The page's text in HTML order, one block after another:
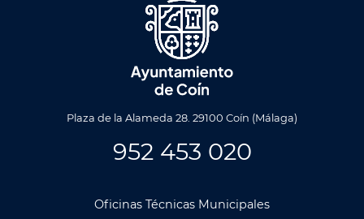
Plaza de la Alameda 28. 29100 Coín (Málaga)
952 453 020
Oficinas Técnicas Municipales